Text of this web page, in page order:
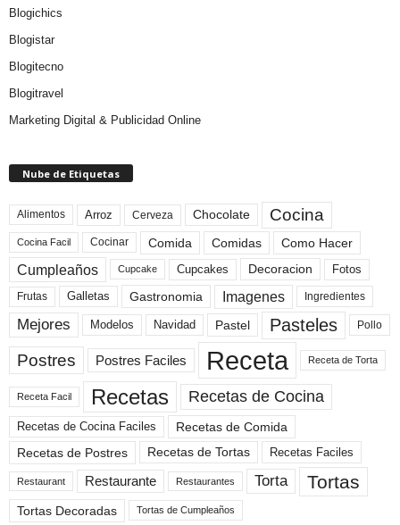
Blogichics
Blogistar
Blogitecno
Blogitravel
Marketing Digital & Publicidad Online
Nube de Etiquetas
Alimentos Arroz Cerveza Chocolate Cocina
Cocina Facil Cocinar Comida Comidas Como Hacer
Cumpleaños Cupcake Cupcakes Decoracion Fotos
Frutas Galletas Gastronomia Imagenes Ingredientes
Mejores Modelos Navidad Pastel Pasteles Pollo
Postres Postres Faciles Receta Receta de Torta
Receta Facil Recetas Recetas de Cocina
Recetas de Cocina Faciles
Recetas de Comida
Recetas de Postres
Recetas de Tortas Recetas Faciles
Restaurant Restaurante Restaurantes Torta Tortas
Tortas Decoradas Tortas de Cumpleaños